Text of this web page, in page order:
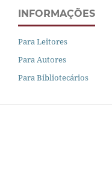
INFORMAÇÕES
Para Leitores
Para Autores
Para Bibliotecários